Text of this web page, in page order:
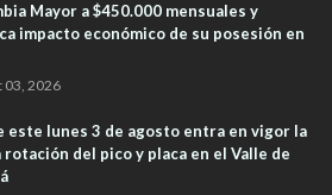
Mayor a $450.000 mensuales y
impacto económico de su posesión en
03, 2026
este lunes 3 de agosto entra en vigor la
rotación del pico y placa en el Valle de